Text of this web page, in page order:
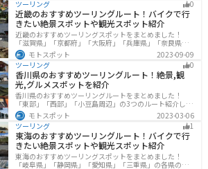
ください。
ツーリング 0
近畿のおすすめツーリングルート！バイクで行
きたい絶景スポットや観光スポット紹介
近畿のおすすめツーリングスポットをまとめました！
「滋賀県」「京都府」「大阪府」「兵庫県」「奈良県」
「和歌山」の各県の観光地紹介します。自然豊かな山々
や湖、温泉地が点在し、四季折々の景色を楽しめるスポ
ットが多数あります。バイクで近畿にツーリングに行く
際は参考にしてください。
モトスポット
2023-09-09
ツーリング
0
香川県のおすすめツーリングルート！絶景,観
光,グルメスポットを紹介
香川県のおすすめツーリングルートをまとめました！
「東部」「西部」「小豆島周辺」の3つのルート紹介しま
す。自然豊かな山から海、絶品グルメを満喫するツーリ
ングができます。バイクで香川県にツーリングに行く際
は参考にしてください。
モトスポット
2023-03-06
ツーリング
1
東海のおすすめツーリングルート！バイクで行
きたい絶景スポットや観光スポット紹介
東海のおすすめツーリングスポットをまとめました！
「岐阜県」「静岡県」「愛知県」「三重県」の各県の観